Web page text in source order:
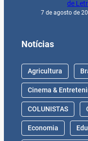
de
7 de agosto de
Notícias
Agricultura
Cinema &
COLUNISTAS
Economia